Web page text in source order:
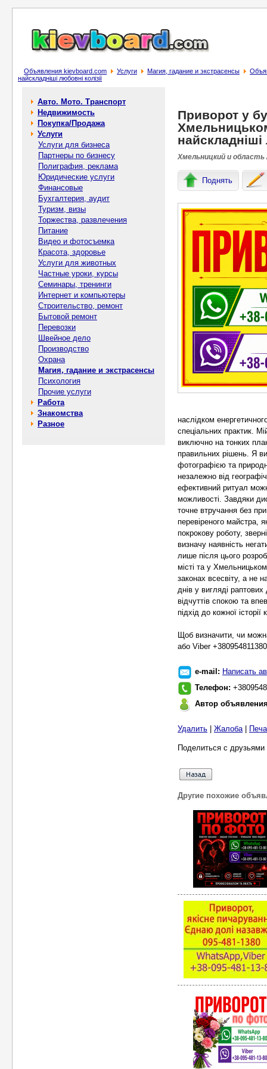
Объявления kievboard.com Услуги Магия, гадание и экстрасенсы
найскладніші любовні колізії
Авто. Мото. Транспорт
Недвижимость
Покупка/Продажа
Услуги
Услуги для бизнеса
Партнеры по бизнесу
Полиграфия, реклама
Юридические услуги
Финансовые
Бухгалтерия, аудит
Туризм, визы
Торжества, развлечения
Питание
Видео и фотосъемка
Красота, здоровье
Услуги для животных
Частные уроки, курсы
Семинары, тренинги
Интернет и компьютеры
Строительство, ремонт
Бытовой ремонт
Перевозки
Швейное дело
Производство
Охрана
Магия, гадание и экстрасенсы
Психология
Прочие услуги
Работа
Знакомства
Разное
Приворот у
найскладніші
Хмельницкий и область
Поднять
наслідком
спеціальних практик.
виключно на тонких
правильних рішень. Я
фотографією та
незалежно від
ефективний ритуал
можливості. Завдяки
точне втручання без
перевіреного майстра,
покрокову роботу,
визначу наявність
лише після цього
місті та у
законах всесвіту, а не
днів у вигляді
відчуттів спокою та
підхід до кожної історії
Щоб визначити, чи
або Viber +380954811380
e-mail: Написать
Телефон:
Автор
Удалить Жалоба|
Поделиться с
Другие похожие